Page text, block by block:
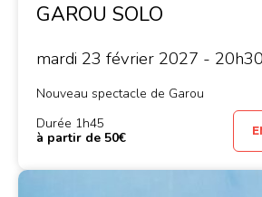
GAROU SOLO
mardi 23 février 2027 - 20h30
Nouveau spectacle de Garou
Durée 1h45
à partir de 50€